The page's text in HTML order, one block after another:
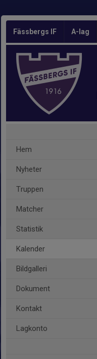
Fässbergs IF A-lag
Hem
Nyheter
Truppen
Matcher
Statistik
Kalender
Bildgalleri
Dokument
Kontakt
Lagkonto